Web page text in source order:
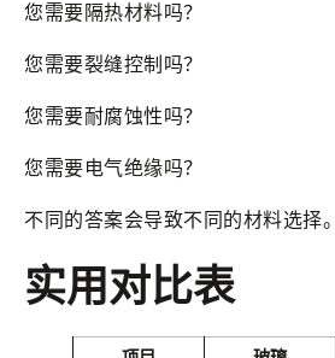
您需要隔热材料吗？
您需要裂缝控制吗？
您需要耐腐蚀性吗？
您需要电气绝缘吗？
不同的答案会导致不同的材料选择
实用对比表